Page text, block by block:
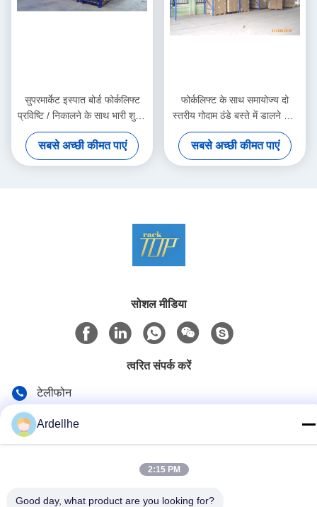
सुपरमार्केट इस्पात बोर्ड फोर्कलिफ्ट
प्रविष्टि / निकालने के साथ भारी शुल्क
ठहराव, 2 - 8 मीटर
सबसे अच्छी कीमत पाएं
फोर्कलिफ्ट के साथ समायोज्य दो
स्तरीय गोदाम ठंडे बस्ते में डालने वाले
रैक, 5000 किग्रा
सबसे अच्छी कीमत पाएं
सोशल मीडिया
त्वरित संपर्क करें
टेलीफोन
ई-मेल
Ardellhe
2:15 PM
Good day, what product are you looking for?